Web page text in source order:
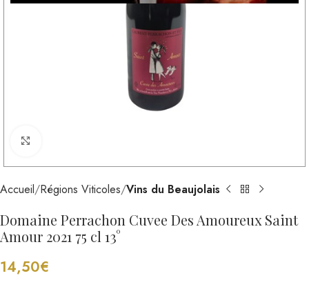
Accueil Régions Viticoles Vins du Beaujolais
Domaine Perrachon Cuvee Des Amoureux Saint
Amour 2021 75 cl 13°
14,50€